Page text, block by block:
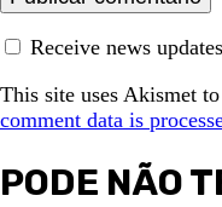
Receive news
This site uses Akismet
comment data is
PODE NÃO